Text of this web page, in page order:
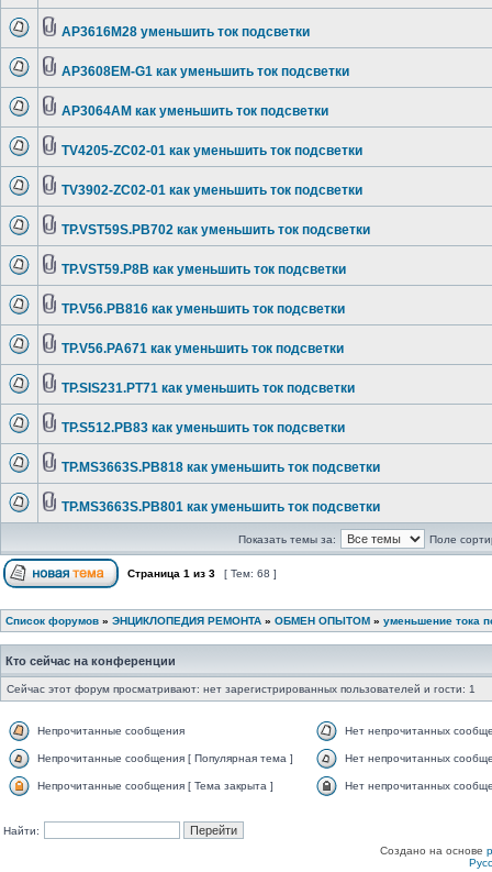
AP3616M28 уменьшить ток подсветки
AP3608EM-G1 как уменьшить ток подсветки
AP3064AM как уменьшить ток подсветки
TV4205-ZC02-01 как уменьшить ток подсветки
TV3902-ZC02-01 как уменьшить ток подсветки
TP.VST59S.PB702 как уменьшить ток подсветки
TP.VST59.P8B как уменьшить ток подсветки
TP.V56.PB816 как уменьшить ток подсветки
TP.V56.PA671 как уменьшить ток подсветки
TP.SIS231.PT71 как уменьшить ток подсветки
TP.S512.PB83 как уменьшить ток подсветки
TP.MS3663S.PB818 как уменьшить ток подсветки
TP.MS3663S.PB801 как уменьшить ток подсветки
Показать темы за: Поле
Страница 1 из 3 [ Тем: 68 ]
Список форумов » ЭНЦИКЛОПЕДИЯ РЕМОНТА » ОБМЕН ОПЫТОМ » уменьшение тока
Кто сейчас на конференции
Сейчас этот форум просматривают: нет зарегистрированных пользователей и гости: 1
Непрочитанные сообщения Нет непрочитанных
Непрочитанные сообщения [ Популярная тема ] Нет непрочитанных
Непрочитанные сообщения [ Тема закрыта ] Нет непрочитанных
Найти:
Создано на основе